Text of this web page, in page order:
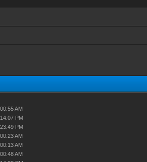
AM
PM
PM
AM
AM
AM